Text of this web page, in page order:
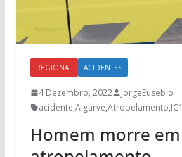
REGIONAL ACIDENTES
4 Dezembro, 2022
JorgeEusebio
acidente,Algarve,Atropelamento,IC1
Homem morre em